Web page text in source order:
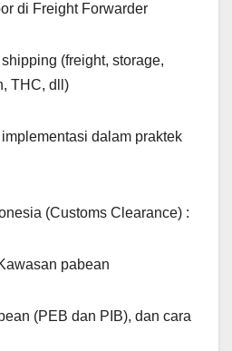
di Freight Forwarder
(freight, storage,
THC, dll)
dalam praktek
(Customs Clearance) :
pabean
(PEB dan PIB), dan cara